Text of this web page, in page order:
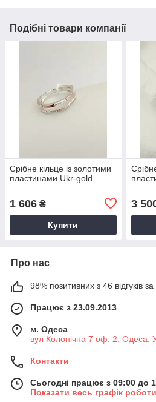
Подібні товари компанії
Срібне кільце із золотими
пластинами Ukr-gold
1 606 ₴
Купити
3
Про нас
98% позитивних з 46 відгуків за
Працює з 23.09.2013
м. Одеса
вул Колонічна 7 оф. 2, Одеса,
Контакти
Сьогодні працює з 09:00 до
Показати весь графік роботи